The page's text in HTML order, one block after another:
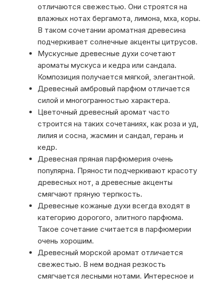
отличаются свежестью. Они строятся на
влажных нотах бергамота, лимона, мха, коры.
В таком сочетании ароматная древесина
подчеркивает солнечные акценты цитрусов.
Мускусные древесные духи сочетают
ароматы мускуса и кедра или сандала.
Композиция получается мягкой, элегантной.
Древесный амбровый парфюм отличается
силой и многогранностью характера.
Цветочный древесный аромат часто
строится на таких сочетаниях, как роза и уд,
лилия и сосна, жасмин и сандал, герань и
кедр.
Древесная пряная парфюмерия очень
популярна. Пряности подчеркивают красоту
древесных нот, а древесные акценты
смягчают пряную терпкость.
Древесные кожаные духи всегда входят в
категорию дорогого, элитного парфюма.
Такое сочетание считается в парфюмерии
очень хорошим.
Древесный морской аромат отличается
свежестью. В нем водная резкость
смягчается лесными нотами. Интересное и